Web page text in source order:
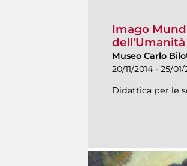
Imago
dell'Umanità
Museo Carlo
20/11/2014 - 25/01/
Didattica per le